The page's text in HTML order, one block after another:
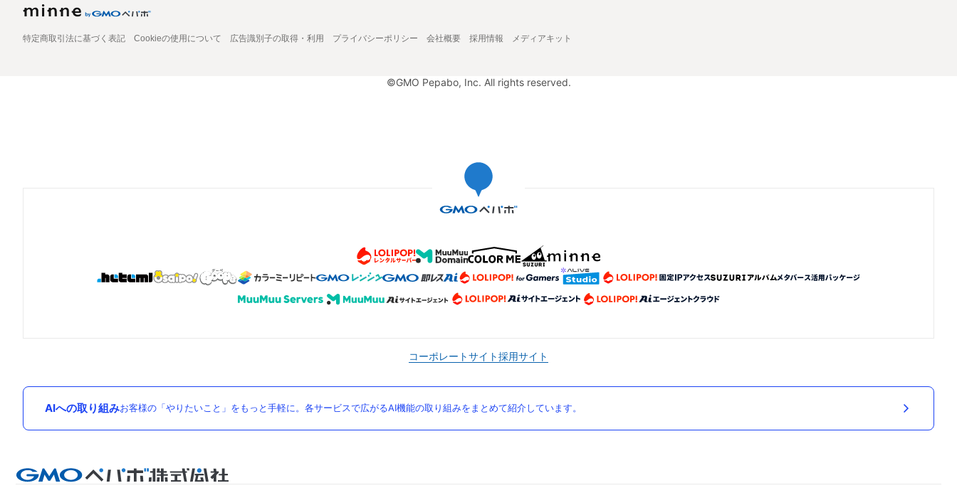
特定商取引法に基づく表記 Cookieの使用について 広告識別子の取得・利用 プライバシーポリシー 会社概要 採用情報 メディアキット
©GMO Pepabo, Inc. All rights reserved.
コーポレートサイト採用サイト
AIへの取り組みお客様の「やりたいこと」をもっと手軽に。各サービスで広がるAI機能の取り組みをまとめて紹介しています。